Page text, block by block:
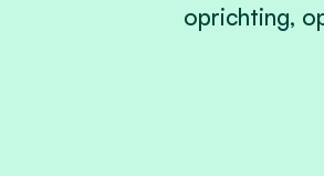
oprichting,